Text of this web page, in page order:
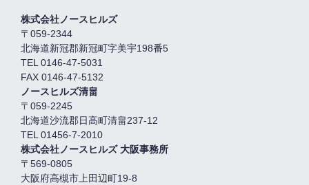
株式会社ノースヒルズ
〒059-2344
北海道新冠郡新冠町字美宇198番5
TEL 0146-47-5031
FAX 0146-47-5132
ノースヒルズ清畠
〒059-2245
北海道沙流郡日高町清畠237-12
TEL 01456-7-2010
株式会社ノースヒルズ 大阪事務所
〒569-0805
大阪府高槻市上田辺町19-8